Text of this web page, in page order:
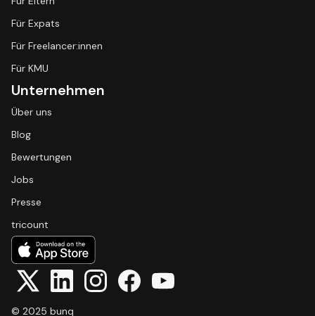
Für Expats
Für Freelancer:innen
Für KMU
Unternehmen
Über uns
Blog
Bewertungen
Jobs
Presse
tricount
© 2025 bunq